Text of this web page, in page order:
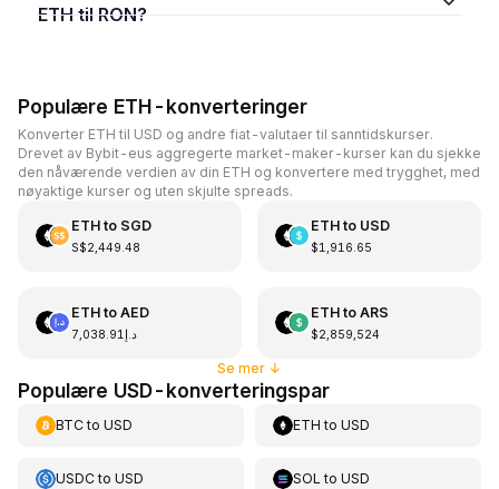
ETH til RON?
Populære ETH-konverteringer
Konverter ETH til USD og andre fiat-valutaer til sanntidskurser.
Drevet av Bybit-eus aggregerte market-maker-kurser kan du sjekke
den nåværende verdien av din ETH og konvertere med trygghet, med
nøyaktige kurser og uten skjulte spreads.
ETHto SGD
S$2,449.48
ETHto USD
$1,916.65
ETHto AED
د.إ7,038.91
ETHto ARS
$2,859,524
Se mer ↓
Populære USD-konverteringspar
BTCto USD ETH toUSD
USDCto USD SOL toUSD